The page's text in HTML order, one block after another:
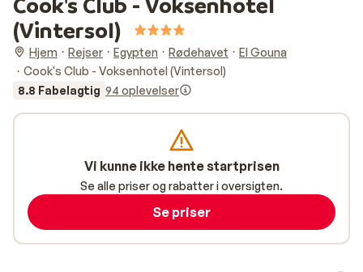
(Vintersol)
Hjem Rejser Egypten Rødehavet
El Gouna
Cook's Club - Voksenhotel (Vintersol)
8.8 Fabelagtig 94 oplevelser
Vi kunne ikke hente startprisen
Se alle priser og rabatter i oversigten.
Se priser